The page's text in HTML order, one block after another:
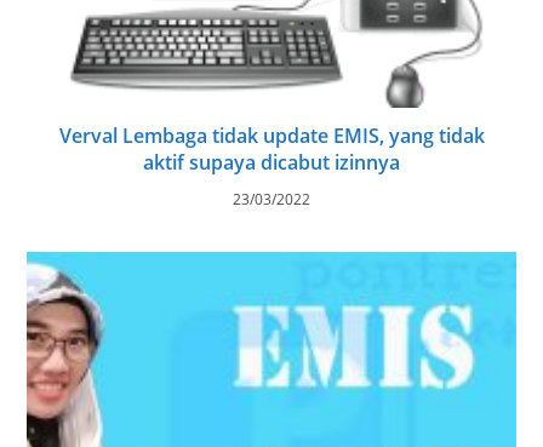
Verval Lembaga tidak update EMIS, yang tidak
aktif supaya dicabut izinnya
23/03/2022